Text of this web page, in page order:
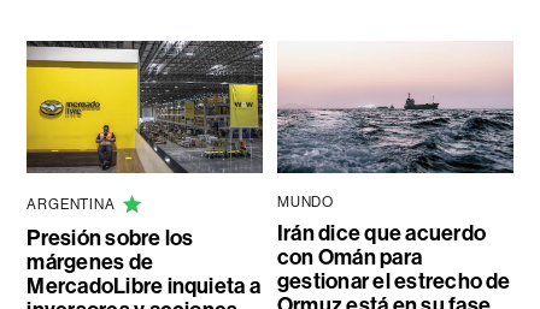
ARGENTINA
Presión sobre los
márgenes de
MercadoLibre inquieta a
MUNDO
Irán dice que acuerdo
con Omán para
gestionar el estrecho de